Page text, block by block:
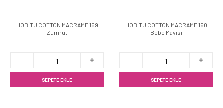
HOBİTU COTTON MACRAME 159
Zümrüt
SEPETE EKLE
HOBİTU COTTON MACRAME 160
Bebe Mavisi
SEPETE EKLE